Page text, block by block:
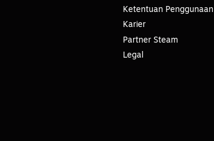
Ketentuan Penggunaan
Karier
Partner Steam
Legal